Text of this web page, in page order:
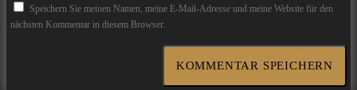
Speichern Sie meinen Namen, meine E-Mail-Adresse und meine Website für den
nächsten Kommentar in diesem Browser.